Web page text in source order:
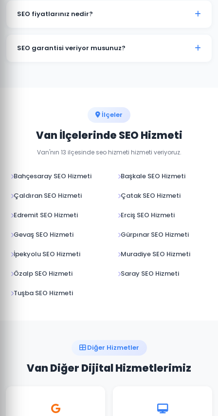
optimizasyonu, yerel anahtar kelime çalışması ve
SEO fiyatlarınız nedir?
ve hedeflere göre belirlenir. Van'daki işletmeniz için
SEO garantisi veriyor musunuz?
İlçeler
Van İlçelerinde SEO Hizmeti
Van'nın 13 ilçesinde seo hizmeti hizmeti veriyoruz.
Bahçesaray SEO Hizmeti Başkale SEO Hizmeti
Çaldıran SEO Hizmeti Çatak SEO Hizmeti
Edremit SEO Hizmeti Erciş SEO Hizmeti
Gevaş SEO Hizmeti Gürpınar SEO Hizmeti
İpekyolu SEO Hizmeti Muradiye SEO Hizmeti
Özalp SEO Hizmeti Saray SEO Hizmeti
Tuşba SEO Hizmeti
Diğer Hizmetler
Van Diğer Dijital Hizmetlerimiz